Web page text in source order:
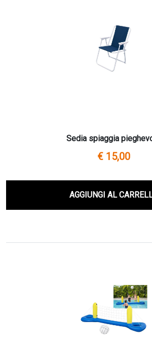
Sedia spiaggia
€ 15,00
AGGIUNGI AL